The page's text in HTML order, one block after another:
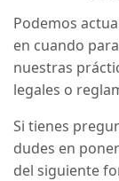
Podemos
en cuando
nuestras
legales o
Si tienes
dudes en
del siguiente